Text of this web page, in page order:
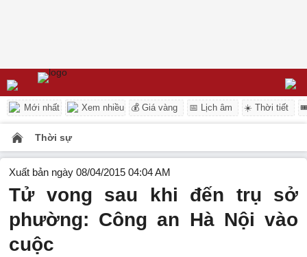
Mới nhất Xem nhiều 💰 Giá vàng 📅 Lịch âm ☀️ Thời tiết
Thời sự
Xuất bản ngày 08/04/2015 04:04 AM
Tử vong sau khi đến trụ sở
phường: Công an Hà Nội vào
cuộc